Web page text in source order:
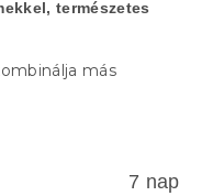
7 nap
természetes
más